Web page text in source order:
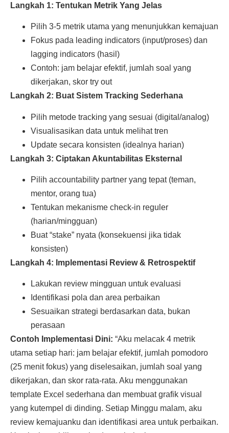
Langkah 1: Tentukan Metrik Yang Jelas
Pilih 3-5 metrik utama yang menunjukkan kemajuan
Fokus pada leading indicators (input/proses) dan
lagging indicators (hasil)
Contoh: jam belajar efektif, jumlah soal yang
dikerjakan, skor try out
Langkah 2: Buat Sistem Tracking Sederhana
Pilih metode tracking yang sesuai (digital/analog)
Visualisasikan data untuk melihat tren
Update secara konsisten (idealnya harian)
Langkah 3: Ciptakan Akuntabilitas Eksternal
Pilih accountability partner yang tepat (teman,
mentor, orang tua)
Tentukan mekanisme check-in reguler
(harian/mingguan)
Buat “stake” nyata (konsekuensi jika tidak
konsisten)
Langkah 4: Implementasi Review & Retrospektif
Lakukan review mingguan untuk evaluasi
Identifikasi pola dan area perbaikan
Sesuaikan strategi berdasarkan data, bukan
perasaan
Contoh Implementasi Dini: “Aku melacak 4 metrik
utama setiap hari: jam belajar efektif, jumlah pomodoro
(25 menit fokus) yang diselesaikan, jumlah soal yang
dikerjakan, dan skor rata-rata. Aku menggunakan
template Excel sederhana dan membuat grafik visual
yang kutempel di dinding. Setiap Minggu malam, aku
review kemajuanku dan identifikasi area untuk perbaikan.